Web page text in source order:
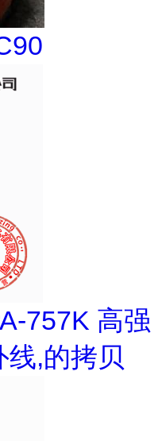
757K 高强
线,的拷贝